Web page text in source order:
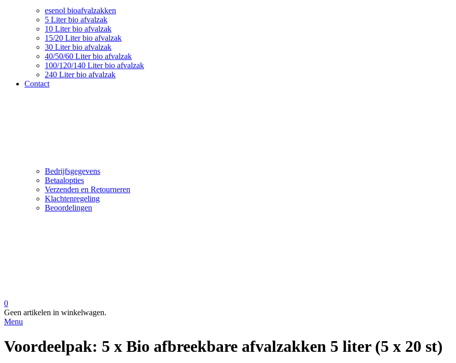
esenol bioafvalzakken
5 Liter bio afvalzak
10 Liter bio afvalzak
15/20 Liter bio afvalzak
30 Liter bio afvalzak
40/50/60 Liter bio afvalzak
100/120/140 Liter bio afvalzak
240 Liter bio afvalzak
Contact
Bedrijfsgegevens
Betaalopties
Verzenden en Retourneren
Klachtenregeling
Beoordelingen
0
Geen artikelen in winkelwagen.
Menu
Voordeelpak: 5 x Bio afbreekbare afvalzakken 5 liter (5 x 20 st)